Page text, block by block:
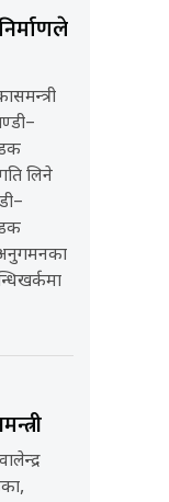
लिने